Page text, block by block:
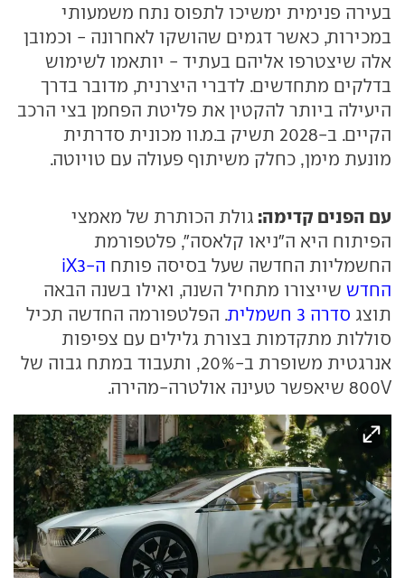
בעירה פנימית ימשיכו לתפוס נתח משמעותי
במכירות, כאשר דגמים שהושקו לאחרונה - וכמובן
אלה שיצטרפו אליהם בעתיד - יותאמו לשימוש
בדלקים מתחדשים. לדברי היצרנית, מדובר בדרך
היעילה ביותר להקטין את פליטת הפחמן בצי הרכב
הקיים. ב-2028 תשיק ב.מ.וו מכונית סדרתית
מונעת מימן, כחלק משיתוף פעולה עם טויוטה.
עם הפנים קדימה: גולת הכותרת של מאמצי
הפיתוח היא ה"ניאו קלאסה", פלטפורמת
החשמליות החדשה שעל בסיסה פותח
ה-iX3
החדש שייצורו מתחיל השנה, ואילו בשנה הבאה
תוצג סדרה 3 חשמלית
. הפלטפורמה החדשה תכיל
סוללות מתקדמות בצורת גלילים עם צפיפות
אנרגטית משופרת ב-20%, ותעבוד במתח גבוה של
800V שיאפשר טעינה אולטרה-מהירה.